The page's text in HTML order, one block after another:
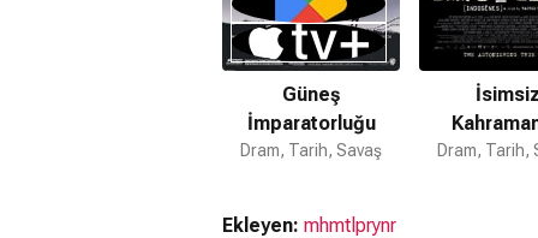
Güneş
İmparatorluğu
Dram, Tarih, Savaş
İsimsiz
Dram, Tarih,
Ekleyen: mhmtlprynr